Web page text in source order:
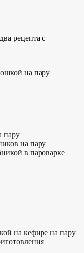
на пару
пару
на пару
в пароварке
на кефире на пару